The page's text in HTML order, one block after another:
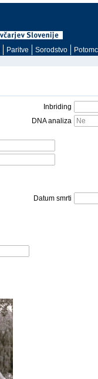
Paritve Sorodstvo
Inbriding
DNA analiza
Datum smrti